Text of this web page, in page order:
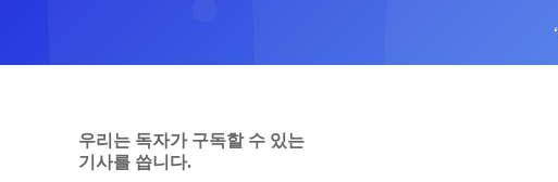
우리는 독자가 구독할 수 있는
기사를 씁니다.